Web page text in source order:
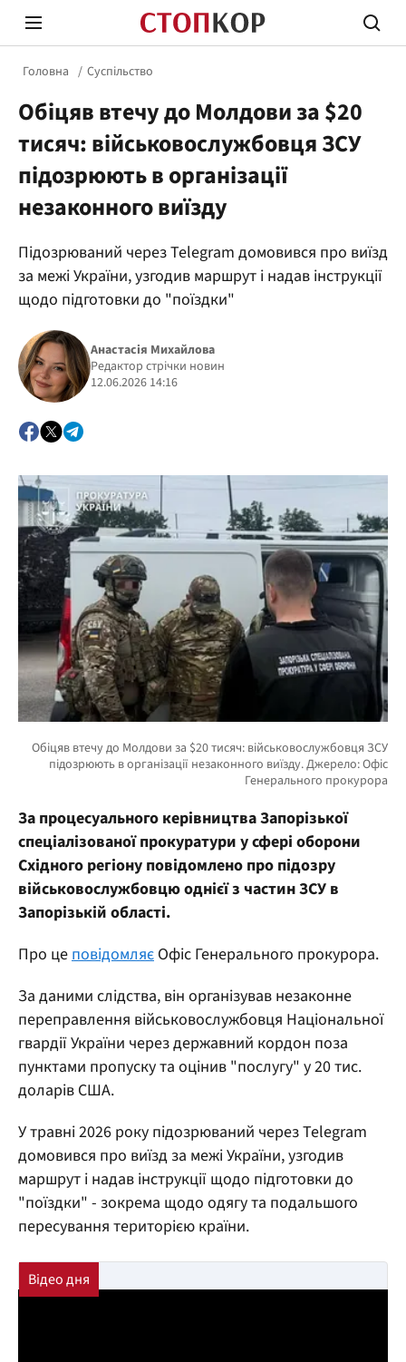
Стоп Політичній Корупції
Політика
Головна Суспільство
Обіцяв втечу до Молдови за $20
тисяч: військовослужбовця ЗСУ
підозрюють в організації
незаконного виїзду
Підозрюваний через Telegram домовився про виїзд
за межі України, узгодив маршрут і надав інструкції
щодо підготовки до "поїздки"
Анастасія Михайлова
Редактор стрічки новин
12.06.2026 14:16
За процесуального керівництва Запорізької
спеціалізованої прокуратури у сфері оборони
Східного регіону повідомлено про підозру
військовослужбовцю однієї з частин ЗСУ в
Запорізькій області.
Про це повідомляє Офіс Генерального прокурора.
За даними слідства, він організував незаконне
переправлення військовослужбовця Національної
гвардії України через державний кордон поза
пунктами пропуску та оцінив "послугу" у 20 тис.
доларів США.
У травні 2026 року підозрюваний через Telegram
домовився про виїзд за межі України, узгодив
маршрут і надав інструкції щодо підготовки до
"поїздки" - зокрема щодо одягу та подальшого
пересування територією країни.